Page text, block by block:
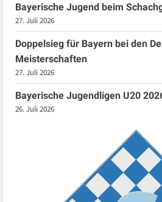
Bayerische Jugend beim
27. Juli 2026
Doppelsieg für Bayern bei den
Meisterschaften
27. Juli 2026
Bayerische Jugendligen U20
26. Juli 2026